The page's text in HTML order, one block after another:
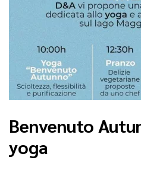
Benvenuto
yoga